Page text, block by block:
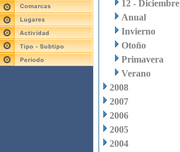
12 - Diciembre
Anual
Invierno
Otoño
Primavera
Verano
2008
2007
2006
2005
2004